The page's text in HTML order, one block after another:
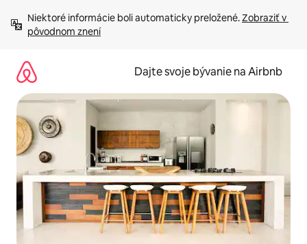
obsah.
Niektoré informácie boli automaticky preložené. Zobraziť v
pôvodnom znení
Dajte svoje bývanie na Airbnb